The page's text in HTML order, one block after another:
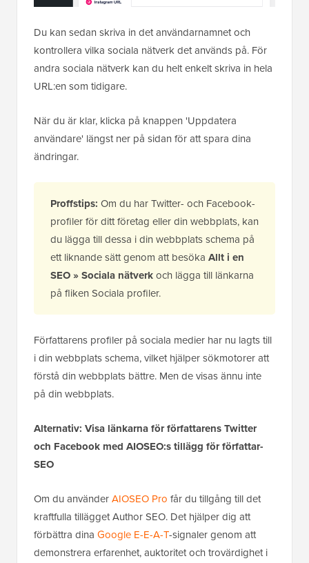
Du kan sedan skriva in det användarnamnet och
kontrollera vilka sociala nätverk det används på. För
andra sociala nätverk kan du helt enkelt skriva in hela
När du är klar, klicka på knappen 'Uppdatera
användare' längst ner på sidan för att spara dina
Proffstips:Om du har Twitter- och Facebook-
profiler för ditt företag eller din webbplats, kan
du lägga till dessa i din webbplats schema på
ett liknande sätt genom att besökaAllt i en
SEO » Sociala nätverkoch lägga till länkarna
på fliken Sociala profiler.
Författarens profiler på sociala medier har nu lagts till
i din webbplats schema, vilket hjälper sökmotorer att
förstå din webbplats bättre. Men de visas ännu inte
Alternativ:Visa länkarna för författarens Twitter
och Facebook med AIOSEO:s tillägg för författar-
Om du använderAIOSEO Pro får du tillgång till det
kraftfulla tillägget Author SEO. Det hjälper dig att
förbättra dinaGoogle E-E-A-T-signaler genom att